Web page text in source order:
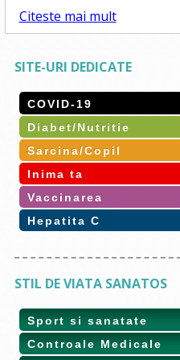
Citeste mai mult
SITE-URI DEDICATE
COVID-19
Diabet/Nutritie
Sarcina/Copil
Inima ta
Vaccinarea
Hepatita C
STIL DE VIATA SANATOS
Sport si sanatate
Controale Medicale